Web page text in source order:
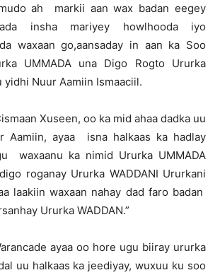
ah markii aan wax badan eegey
insha mariyey howlhooda iyo
waxaan go,aansaday in aan ka Soo
UMMADA una Digo Rogto Ururka
yidhi Nuur Aamiin Ismaaciil.
Xuseen, oo ka mid ahaa dadka uu
Aamiin, ayaa isna halkaas ka hadlay
waxaanu ka nimid Ururka UMMADA
roganay Ururka WADDANI Ururkani
laakiin waxaan nahay dad faro badan
Ururka WADDAN.”
ayaa oo hore ugu biiray ururka
uu halkaas ka jeediyay, wuxuu ku soo